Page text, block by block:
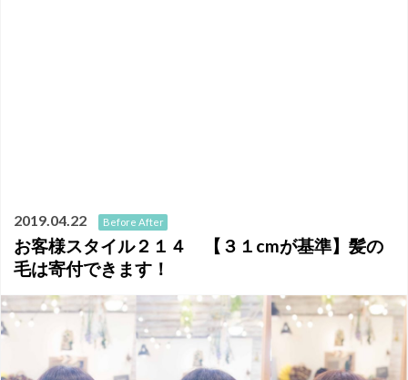
2019.04.22 Before After
お客様スタイル２１４ 【３１cmが基準】髪の
毛は寄付できます！